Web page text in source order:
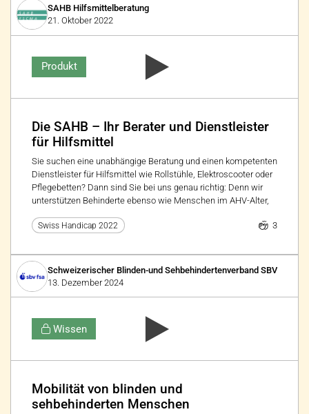
SAHB Hilfsmittelberatung
21. Oktober 2022
Produkt
Die SAHB – Ihr Berater und Dienstleister
für Hilfsmittel
Sie suchen eine unabhängige Beratung und einen kompetenten
Dienstleister für Hilfsmittel wie Rollstühle, Elektroscooter oder
Pflegebetten? Dann sind Sie bei uns genau richtig: Denn wir
unterstützen Behinderte ebenso wie Menschen im AHV-Alter,
Swiss Handicap 2022 3
Schweizerischer Blinden-und Sehbehindertenverband SBV
13. Dezember 2024
Wissen
Mobilität von blinden und
sehbehinderten Menschen